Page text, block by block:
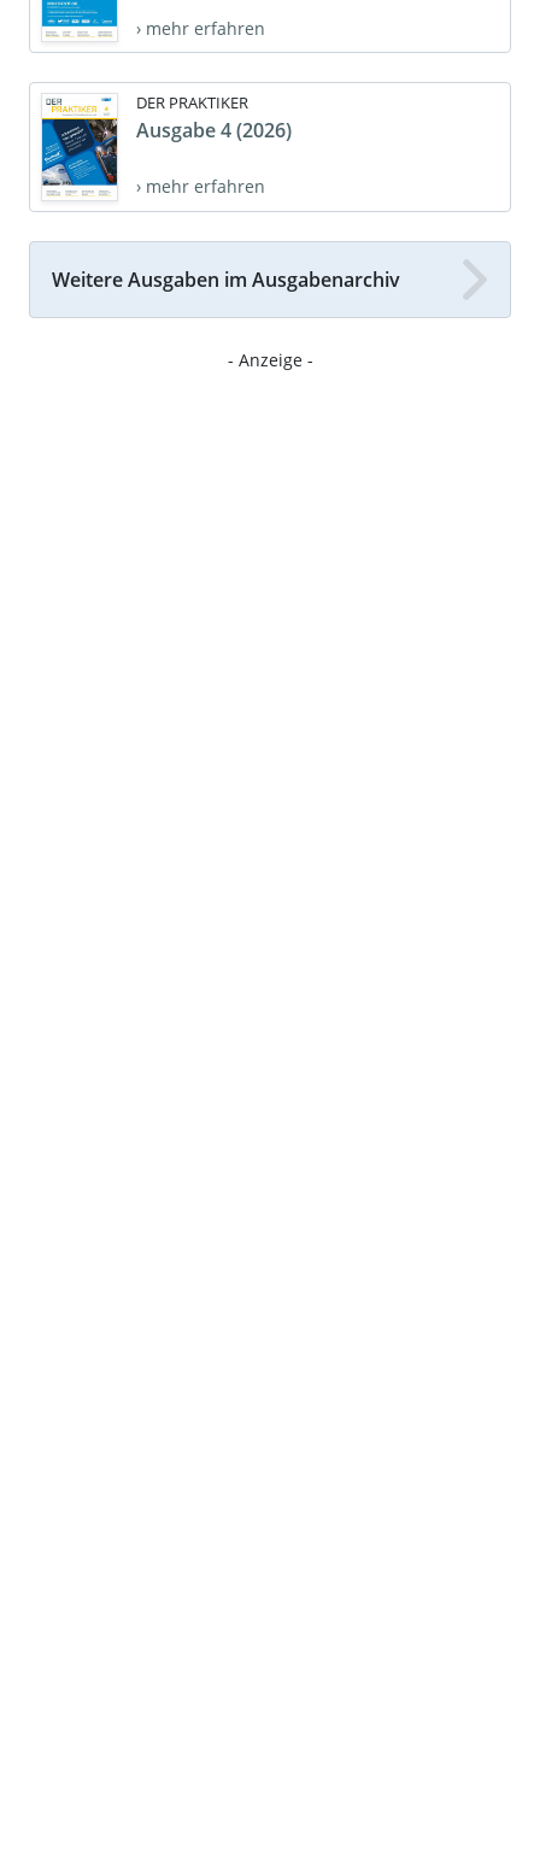
› mehr erfahren
DER PRAKTIKER
Ausgabe 4 (2026)
› mehr erfahren
Weitere Ausgaben im Ausgabenarchiv
- Anzeige -